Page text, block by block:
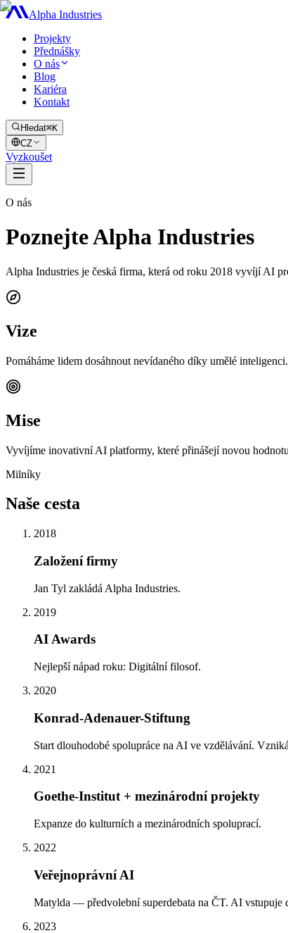
Alpha Industries
Projekty
Přednášky
O nás
Blog
Kariéra
Kontakt
Hledat⌘K
CZ
Vyzkoušet
O nás
PoznejteAlpha Industries
Alpha Industries je česká firma, která od roku 2018 vyvíjí AI
Vize
Pomáháme lidem dosáhnout nevídaného díky umělé
Mise
Vyvíjíme inovativní AI platformy, které přinášejí novou
Milníky
Naše cesta
2018
Založení firmy
Jan Tyl zakládá Alpha Industries.
2019
AI Awards
Nejlepší nápad roku: Digitální filosof.
2020
Konrad-Adenauer-Stiftung
Start dlouhodobé spolupráce na AI ve vzdělávání.
2021
Goethe-Institut + mezinárodní projekty
Expanze do kulturních a mezinárodních spoluprací.
2022
Veřejnoprávní AI
Matylda — předvolební superdebata na ČT. AI vstupuje
2023